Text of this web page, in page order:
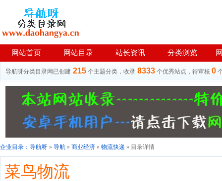
网站首页 网站目录 站长资讯 分类浏览
导航呀分类目录网已创建 215 个主题分类，收录 8333 个优秀站点，待审核 0
企业目录： 导航呀 » 导航 » 商业经济 » 物流快递 » 目录详情
菜鸟物流